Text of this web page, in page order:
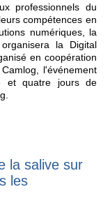
professionnels du
compétences en
numériques, la
la Digital
en coopération
l'événement
et quatre jours de
la salive sur
les